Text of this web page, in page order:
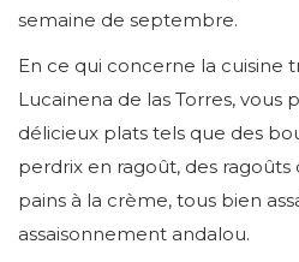
semaine de septembre.
En ce qui concerne la cuisine
Lucainena de las Torres, vous
délicieux plats tels que des
perdrix en ragoût, des
pains à la crème, tous bien
assaisonnement andalou.